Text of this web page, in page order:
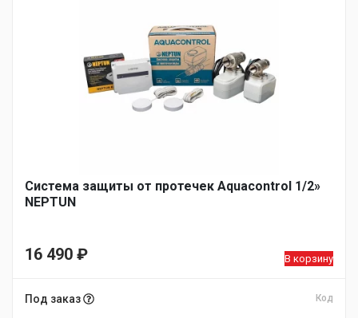
Система защиты от протечек Aquacontrol 1/2»
NEPTUN
16 490 ₽ В корзину
Под заказ Код